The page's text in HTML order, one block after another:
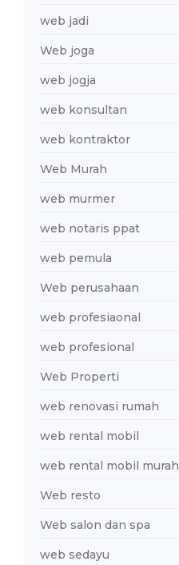
web jadi
Web joga
web jogja
web konsultan
web kontraktor
Web Murah
web murmer
web notaris ppat
web pemula
Web perusahaan
web profesiaonal
web profesional
Web Properti
web renovasi rumah
web rental mobil
web rental mobil murah
Web resto
Web salon dan spa
web sedayu